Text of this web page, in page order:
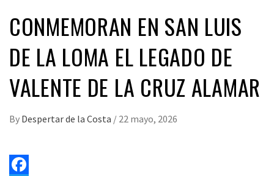
CONMEMORAN EN SAN LUIS
DE LA LOMA EL LEGADO DE
VALENTE DE LA CRUZ ALAMAR
By Despertar de la Costa / 22 mayo, 2026